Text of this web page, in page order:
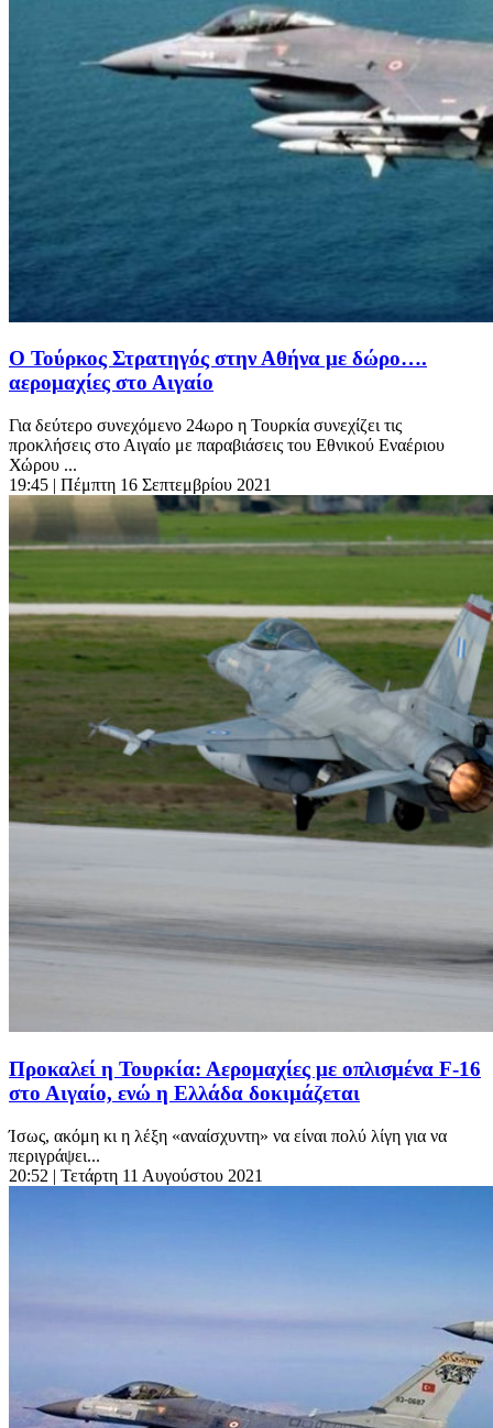
O Τούρκος Στρατηγός στην Αθήνα με δώρο….
αερομαχίες στο Αιγαίο
Για δεύτερο συνεχόμενο 24ωρο η Τουρκία συνεχίζει τις
προκλήσεις στο Αιγαίο με παραβιάσεις του Εθνικού Εναέριου
Χώρου ...
19:45 | Πέμπτη 16 Σεπτεμβρίου 2021
Προκαλεί η Τουρκία: Αερομαχίες με οπλισμένα F-16
στο Αιγαίο, ενώ η Ελλάδα δοκιμάζεται
Ίσως, ακόμη κι η λέξη «αναίσχυντη» να είναι πολύ λίγη για να
περιγράψει...
20:52 | Τετάρτη 11 Αυγούστου 2021